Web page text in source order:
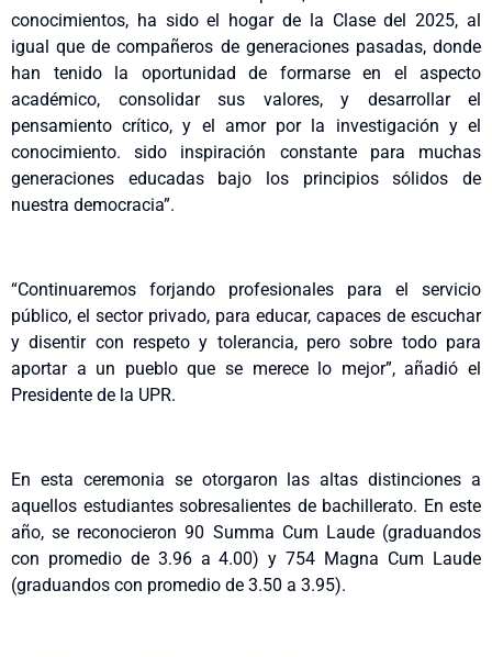
conocimientos, ha sido el hogar de la Clase del 2025, al
igual que de compañeros de generaciones pasadas, donde
han tenido la oportunidad de formarse en el aspecto
académico, consolidar sus valores, y desarrollar el
pensamiento crítico, y el amor por la investigación y el
conocimiento. sido inspiración constante para muchas
generaciones educadas bajo los principios sólidos de
nuestra democracia”.
“Continuaremos forjando profesionales para el servicio
público, el sector privado, para educar, capaces de escuchar
y disentir con respeto y tolerancia, pero sobre todo para
aportar a un pueblo que se merece lo mejor”, añadió el
Presidente de la UPR.
En esta ceremonia se otorgaron las altas distinciones a
aquellos estudiantes sobresalientes de bachillerato. En este
año, se reconocieron 90 Summa Cum Laude (graduandos
con promedio de 3.96 a 4.00) y 754 Magna Cum Laude
(graduandos con promedio de 3.50 a 3.95).